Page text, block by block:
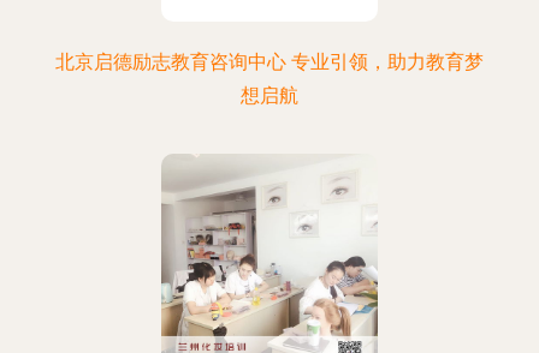
北京启德励志教育咨询中心 专业引领，助力教育梦
想启航